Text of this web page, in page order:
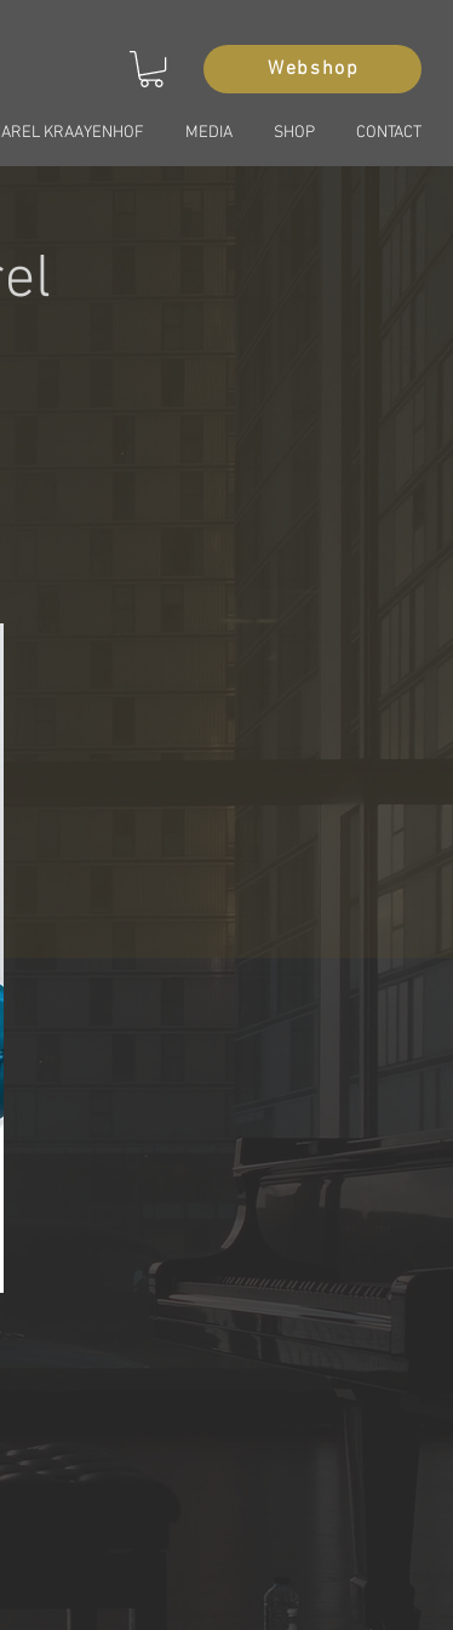
Webshop
KRAAYENHOF MEDIA SHOP CONTACT